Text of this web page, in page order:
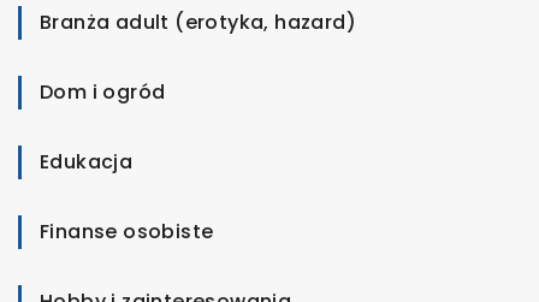
Branża adult (erotyka, hazard)
Dom i ogród
Edukacja
Finanse osobiste